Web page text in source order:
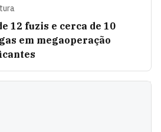
12 fuzis e cerca de 10
em megaoperação